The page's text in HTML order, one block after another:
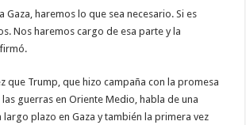
Gaza, haremos lo que sea necesario. Si es
Nos haremos cargo de esa parte y la
que Trump, que hizo campaña con la promesa
las guerras en Oriente Medio, habla de una
plazo en Gaza y también la primera vez